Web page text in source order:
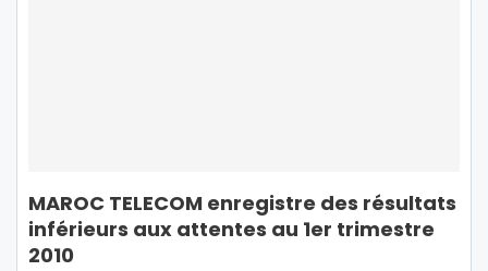
MAROC TELECOM enregistre des résultats
inférieurs aux attentes au 1er trimestre
2010